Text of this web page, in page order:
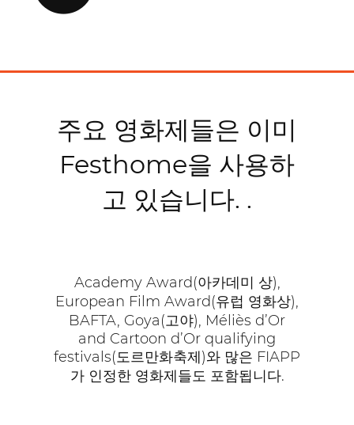
주요 영화제들은 이미
Festhome을 사용하
고 있습니다. .
Academy Award(아카데미 상),
European Film Award(유럽 영화상),
BAFTA, Goya(고야), Méliès d’Or
and Cartoon d’Or qualifying
festivals(도르만화축제)와 많은 FIAPP
가 인정한 영화제들도 포함됩니다.